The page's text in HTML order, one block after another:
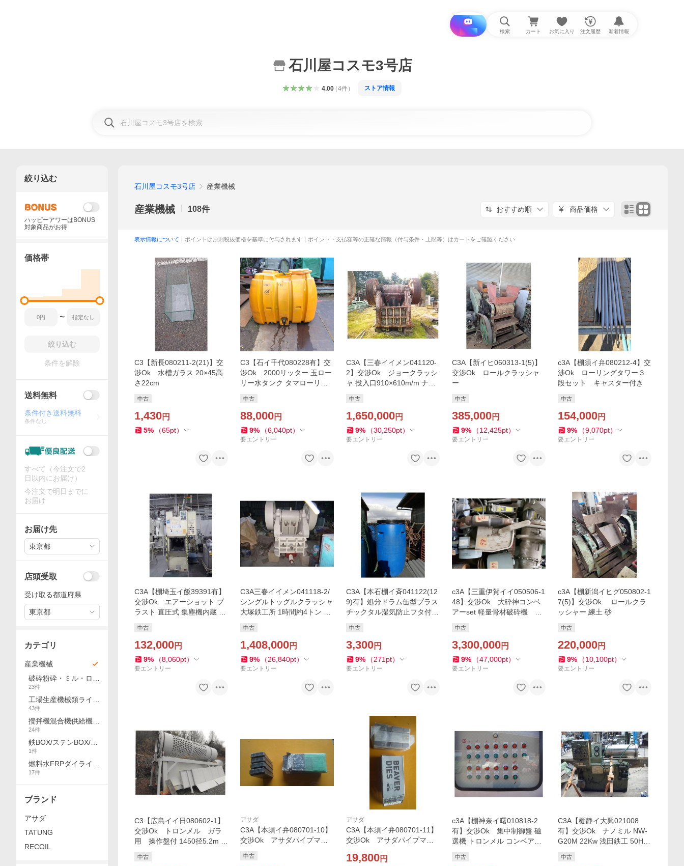
i と探す 検索 カート お気に入り 注文履歴 新着情報
石川屋コスモ3号店
4.00（4件） ストア情報
石川屋コスモ3号店 産業機械
産業機械 108件 おすすめ順 商品価格
表示情報について ｜ポイントは原則税抜価格を基準に付与されます｜ポイント・支払額等の正確な情報（付与条件・上限等）はカートをご確認ください
C3【新長080211-2(21)】交
渉Ok 水槽ガラス 20×45高
さ22cm
中古
1,430円
5% （65pt）
C3【石イ千代080228有】交
渉Ok 2000リッター 玉ロー
リー水タンク タマローリー 2
から水漏れ有り
中古
88,000円
9% （6,040pt）
要エントリー
C3A【三春イイメン041120-
2】交渉Ok ジョークラッシ
ャ 投入口910×610m/m ナラ
一次加工サイズ大 即使用可
能
中古
1,650,000円
9% （30,250pt）
要エントリー
C3A【新イヒ060313-1(5)】
交渉Ok ロールクラッシャ
ー
中古
385,000円
9% （12,425pt）
要エントリー
c3A【棚須イ弁080212-4】交
渉Ok ローリングタワー３
段セット キャスター付き
中古
154,000円
9% （9,070pt）
要エントリー
C3A【棚埼玉イ飯39391有】
交渉Ok エアーショット ブ
ラスト 直圧式 集塵機内蔵 エ
0GP-002 新東 2006年
中古
132,000円
9% （8,060pt）
要エントリー
C3A三春イイメン041118-2/
シングルトッグルクラッシャ
大塚鉄工所 1時間約4トン FS
本体のみ 整備品
中古
1,408,000円
9% （26,840pt）
要エントリー
C3A【本石棚イ斉041122(12
9)有】処分ドラム缶型プラス
チックタル湿気防止フタ付
高 フタをバンド止 閉まる方
式 200L位
中古
3,300円
9% （271 pt）
要エントリー
c3A【三重伊賀イイ050506-1
48】交渉Ok 大砕神コンベ
アーset 軽量骨材破砕機 ２
中古
3,300,000円
9% （47,000pt）
要エントリー
c3A【棚新潟イヒグ050802-1
7(5)】交渉Ok ロールクラ
ッシャー 練土 砂
中古
220,000円
9% （10,100pt）
要エントリー
C3【広島イイ日080602-1】
交渉Ok トロンメル ガラ
用 操作盤付 1450径5.2m ス
中古
アサダ
C3A【本須イ弁080701-10】
交渉Ok アサダパイプマシ
SS-AT1〜1.1/2 コード89248
中古
アサダ
C3A【本須イ弁080701-11】
交渉Ok アサダパイプマシ
SS-AT1〜2 コード89248 新
19,800円
c3A【棚神奈イ曙010818-2
有】交渉Ok 集中制御盤 磁
選機 トロンメル コンベアー
ンメル大型有ります別途販売
中古
C3A【棚静イ大興021008
有】交渉Ok ナノミル NW-
G20M 22Kw 浅田鉄工 50Hz
中古
絞り込む
ハッピーアワーはBONUS
対象商品がお得
価格帯
〜
絞り込む
条件を解除
送料無料
条件付き送料無料
条件なし
すべて（今注文で2
日以内にお届け）
今注文で明日までに
お届け
お届け先
東京都
店頭受取
受け取る都道府県
東京都
カテゴリ
産業機械
破砕粉砕・ミル・ロー
タリーキルン遠心分離
23件
工場生産機械類ライン
ブラスト縫製機械
43件
攪拌機混合機供給機ダ
クトパイプ関連
24件
鉄BOX/ステンBOX/ペ
ルー缶/燃料缶
1件
燃料水FRPダイライト
樹脂タンク純水関連
17件
ブランド
アサダ
TATUNG
RECOIL